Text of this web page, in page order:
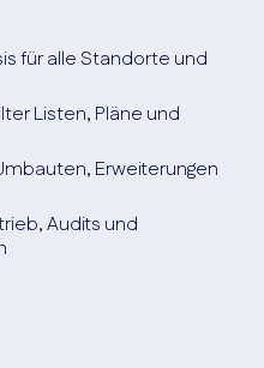
für alle Standorte und
Listen, Pläne und
Erweiterungen
Audits und